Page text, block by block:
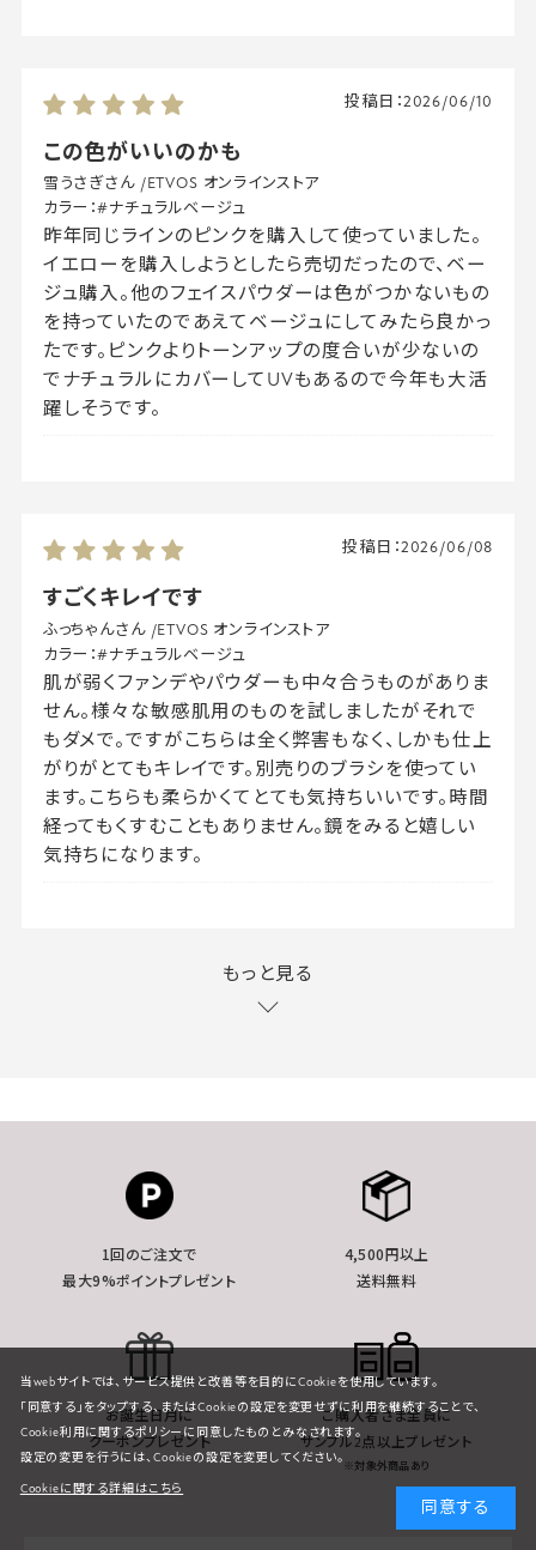
この色がいいのかも
投稿日：2026/06/10
雪うさぎさん /ETVOS オンラインストア
カラー：#ナチュラルベージュ
昨年同じラインのピンクを購入して使っていました。
イエローを購入しようとしたら売切だったので、ベー
ジュ購入。他のフェイスパウダーは色がつかないもの
を持っていたのであえてベージュにしてみたら良かっ
たです。ピンクよりトーンアップの度合いが少ないの
でナチュラルにカバーしてUVもあるので今年も大活
躍しそうです。
すごくキレイです
投稿日：2026/06/08
ふっちゃんさん /ETVOS オンラインストア
カラー：#ナチュラルベージュ
肌が弱くファンデやパウダーも中々合うものがありま
せん。様々な敏感肌用のものを試しましたがそれで
もダメで。ですがこちらは全く弊害もなく、しかも仕上
がりがとてもキレイです。別売りのブラシを使ってい
ます。こちらも柔らかくてとても気持ちいいです。時間
経ってもくすむこともありません。鏡をみると嬉しい
気持ちになります。
もっと見る
1回のご注文で
最大9%ポイントプレゼント
4,500円以上
送料無料
お誕生日月に
クーポンプレゼント
ご購入者さま全員に
サンプル2点以上プレゼント
※対象外商品あり
当webサイトでは、サービス提供と改善等を目的にCookieを使用しています。
「同意する」をタップする、またはCookieの設定を変更せずに利用を継続することで、
Cookie利用に関するポリシーに同意したものとみなされます。
設定の変更を行うには、Cookieの設定を変更してください。
Cookieに関する詳細はこちら
同意する